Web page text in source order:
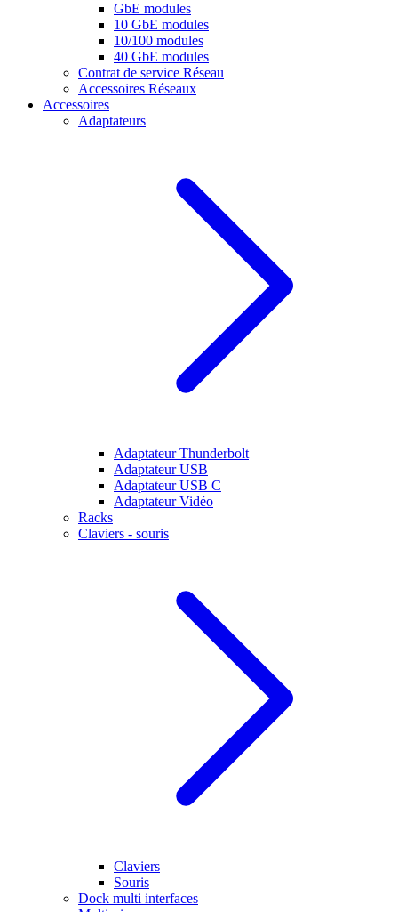
GbE modules
10 GbE modules
10/100 modules
40 GbE modules
Contrat de service Réseau
Accessoires Réseaux
Accessoires
Adaptateurs
Adaptateur Thunderbolt
Adaptateur USB
Adaptateur USB C
Adaptateur Vidéo
Racks
Claviers - souris
Claviers
Souris
Dock multi interfaces